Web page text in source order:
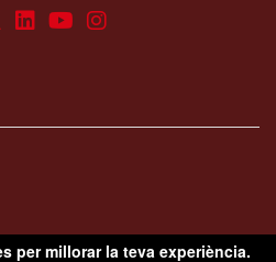
per millorar la teva experiència.